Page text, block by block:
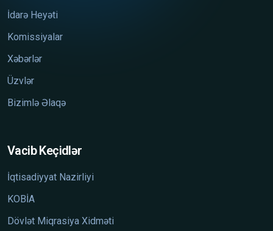
İdarə Heyəti
Komissiyalar
Xəbərlər
Üzvlər
Bizimlə Əlaqə
Vacib Keçidlər
İqtisadiyyat Nazirliyi
KOBİA
Dövlət Miqrasiya Xidməti